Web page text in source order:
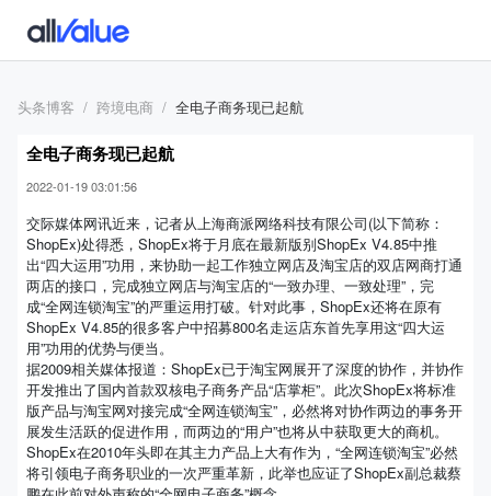
头条博客 跨境电商 全电子商务现已起航
全电子商务现已起航
2022-01-19 03:01:56
交际媒体网讯近来，记者从上海商派网络科技有限公司(以下简称：
ShopEx)处得悉，ShopEx将于月底在最新版别ShopEx V4.85中推
出“四大运用”功用，来协助一起工作独立网店及淘宝店的双店网商打通
两店的接口，完成独立网店与淘宝店的“一致办理、一致处理”，完
成“全网连锁淘宝”的严重运用打破。针对此事，ShopEx还将在原有
ShopEx V4.85的很多客户中招募800名走运店东首先享用这“四大运
用”功用的优势与便当。
据2009相关媒体报道：ShopEx已于淘宝网展开了深度的协作，并协作
开发推出了国内首款双核电子商务产品“店掌柜”。此次ShopEx将标准
版产品与淘宝网对接完成“全网连锁淘宝”，必然将对协作两边的事务开
展发生活跃的促进作用，而两边的“用户”也将从中获取更大的商机。
ShopEx在2010年头即在其主力产品上大有作为，“全网连锁淘宝”必然
将引领电子商务职业的一次严重革新，此举也应证了ShopEx副总裁蔡